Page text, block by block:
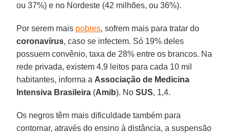
ou 37%) e no Nordeste (42 milhões, ou 36%).
Por serem mais pobres, sofrem mais para tratar do
coronavírus, caso se infectem. Só 19% deles
possuem convênio, taxa de 28% entre os brancos. Na
rede privada, existem 4,9 leitos para cada 10 mil
habitantes, informa a Associação de Medicina
Intensiva Brasileira (Amib). NoSUS, 1,4.
Os negros têm mais dificuldade também para
contornar, através do ensino à distância, a suspensão